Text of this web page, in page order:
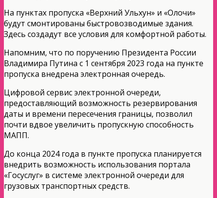
На пунктах пропуска «Верхний Ульхун» и «Олочи»
будут смонтированы быстровозводимые здания.
Здесь создадут все условия для комфортной работы.
Напомним, что по поручению Президента России
Владимира Путина с 1 сентября 2023 года на пункте
пропуска внедрена электронная очередь.
Цифровой сервис электронной очереди,
предоставляющий возможность резервирования
даты и времени пересечения границы, позволил
почти вдвое увеличить пропускную способность
МАПП.
До конца 2024 года в пункте пропуска планируется
внедрить возможность использования портала
«Госуслуг» в системе электронной очереди для
грузовых транспортных средств.